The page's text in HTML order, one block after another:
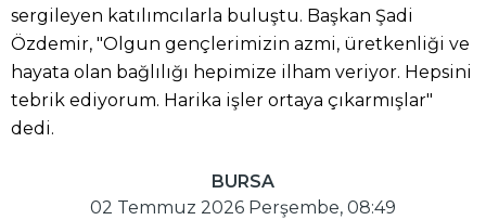
sergileyen katılımcılarla buluştu. Başkan Şadi
Özdemir, "Olgun gençlerimizin azmi, üretkenliği ve
hayata olan bağlılığı hepimize ilham veriyor. Hepsini
tebrik ediyorum. Harika işler ortaya çıkarmışlar"
dedi.
BURSA
02 Temmuz 2026 Perşembe, 08:49